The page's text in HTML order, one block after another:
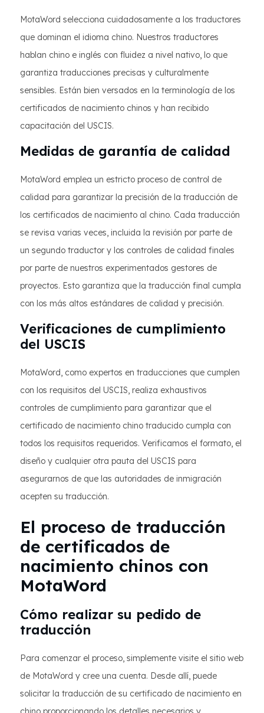
MotaWord selecciona cuidadosamente a los traductores
que dominan el idioma chino. Nuestros traductores
hablan chino e inglés con fluidez a nivel nativo, lo que
garantiza traducciones precisas y culturalmente
sensibles. Están bien versados en la terminología de los
certificados de nacimiento chinos y han recibido
capacitación del USCIS.
Medidas de garantía de calidad
MotaWord emplea un estricto proceso de control de
calidad para garantizar la precisión de la traducción de
los certificados de nacimiento al chino. Cada traducción
se revisa varias veces, incluida la revisión por parte de
un segundo traductor y los controles de calidad finales
por parte de nuestros experimentados gestores de
proyectos. Esto garantiza que la traducción final cumpla
con los más altos estándares de calidad y precisión.
Verificaciones de cumplimiento
del USCIS
MotaWord, como expertos en traducciones que cumplen
con los requisitos del USCIS, realiza exhaustivos
controles de cumplimiento para garantizar que el
certificado de nacimiento chino traducido cumpla con
todos los requisitos requeridos. Verificamos el formato, el
diseño y cualquier otra pauta del USCIS para
asegurarnos de que las autoridades de inmigración
acepten su traducción.
El proceso de traducción
de certificados de
nacimiento chinos con
MotaWord
Cómo realizar su pedido de
traducción
Para comenzar el proceso, simplemente visite el sitio web
de MotaWord y cree una cuenta. Desde allí, puede
solicitar la traducción de su certificado de nacimiento en